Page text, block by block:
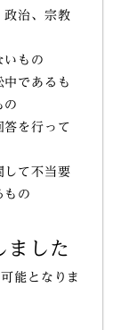
政治、宗教
いもの
であるも
の
答を行って
して不当要
もの
ました
能となりま